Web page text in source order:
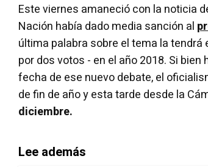
Este viernes amaneció con la noticia
Nación había dado media sanción al
última palabra sobre el tema la tendrá
por dos votos - en el año 2018. Si
fecha de ese nuevo debate, el
de fin de año y esta tarde desde la
diciembre.
Lee además